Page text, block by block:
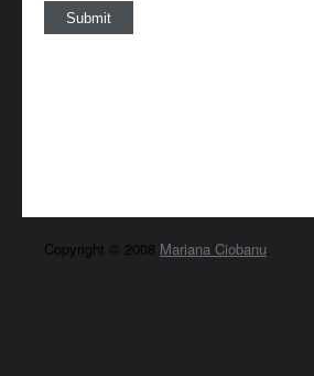
Copyright © 2008 Mariana Ciobanu.